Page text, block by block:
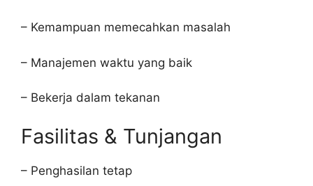
– Kemampuan memecahkan masalah
– Manajemen waktu yang baik
– Bekerja dalam tekanan
Fasilitas & Tunjangan
– Penghasilan tetap